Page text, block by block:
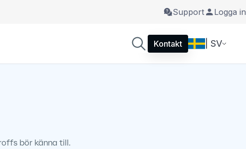
Support Logga in
Kontakt | SV
bör känna till.